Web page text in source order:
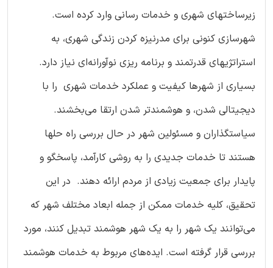
زیرساختهای شهری و خدمات رسانی وارد کرده است.
شهرسازی کنونی برای مدرنیزه کردن زندگی شهری، به
استراتژیهای قدرتمند و برنامه ریزی نوآورانه‌ای نیاز دارد.
بسیاری از شهرها کیفیت و عملکرد خدمات شهری را با
دیجیتالی شدن، و هوشمندتر شدن ارتقا می‌بخشند.
سیاستگذاران و مسئولین شهر در حال بررسی راه حلها
هستند تا خدمات جدیدی را به روشی کارآمد، پاسخگو و
پایدار برای جمعیت زیادی از مردم ارائه دهند. در این
تحقیق، کلیه خدمات ممکن از جمله ابعاد مختلف شهر که
می‌توانند یک شهر را به یک شهر هوشمند تبدیل کنند، مورد
بررسی قرار گرفته است. ایده‌های مربوط به خدمات هوشمند